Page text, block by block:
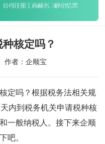
核定吗？
作者：企顺宝
吗？根据税务法相关规
内到税务机关申请税种核
一般纳税人。接下来企顺
吧。